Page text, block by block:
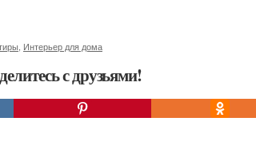
Интерьер для дома
с друзьями!